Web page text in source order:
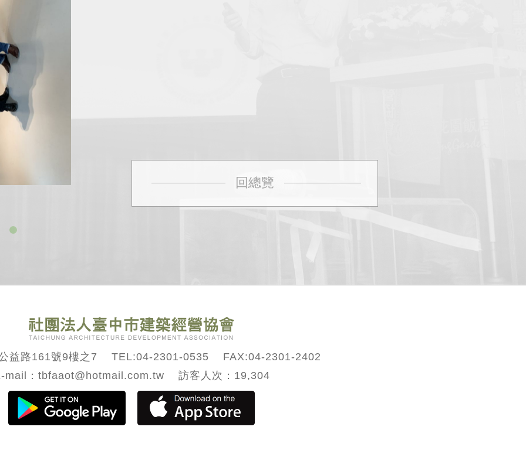
回總覽
益路161號9樓之7 TEL:04-2301-0535 FAX:04-2301-2402
mail：tbfaaot@hotmail.com.tw 訪客人次：19,304